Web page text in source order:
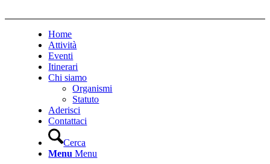
Home
Attività
Eventi
Itinerari
Chi siamo
Organismi
Statuto
Aderisci
Contattaci
Cerca
Menu Menu